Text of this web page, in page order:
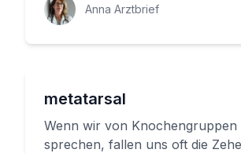
w...
Anna Arztbrief
metatarsal
Wenn wir von Knochengruppen
sprechen, fallen uns oft die